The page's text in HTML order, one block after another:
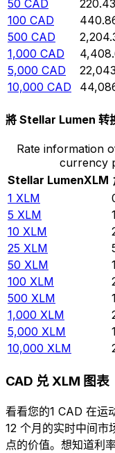
50 CAD 220.43
100 CAD
500 CAD
1,000 CAD
5,000 CAD 22,043
10,000 CAD
將 Stellar Lumen 转
Rate information
currency
Stellar LumenXLM
1 XLM
5 XLM
10 XLM
25 XLM
50 XLM
100 XLM
500 XLM
1,000 XLM
5,000 XLM
10,000 XLM
CAD 兑 XLM 图表
看看您的1 CAD 在运
12 个月的实时中间市
点的价值。想知道利